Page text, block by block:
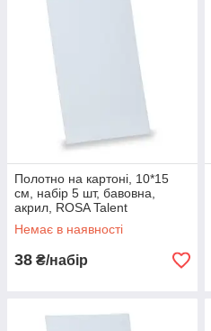
Полотно на картоні, 10*15
см, набір 5 шт, бавовна,
акрил, ROSA Talent
Немає в наявності
38 ₴/набір